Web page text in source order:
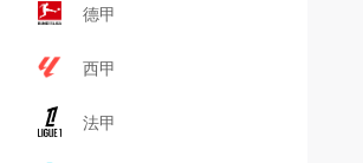
德甲
西甲
法甲